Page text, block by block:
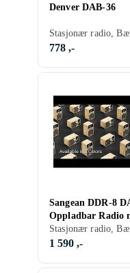
Denver DAB-36
778 ,-
Sangean DDR-8
Oppladbar Radio
BT
1 590 ,-